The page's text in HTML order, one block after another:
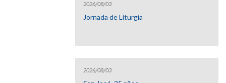
2026/08/03
Jornada de Liturgia
2026/08/03